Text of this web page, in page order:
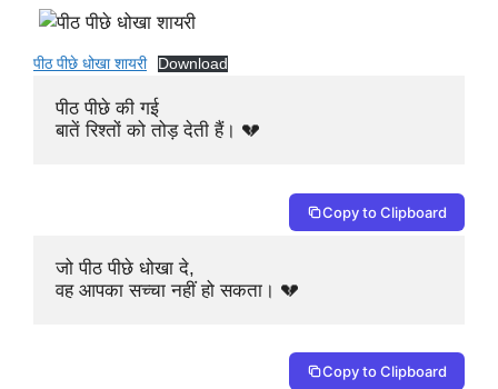
पीठ पीछे धोखा शायरी Download
पीठ पीछे की गई
बातें रिश्तों को तोड़ देती हैं। 💔
Copy to Clipboard
जो पीठ पीछे धोखा दे,
वह आपका सच्चा नहीं हो सकता। 💔
Copy to Clipboard